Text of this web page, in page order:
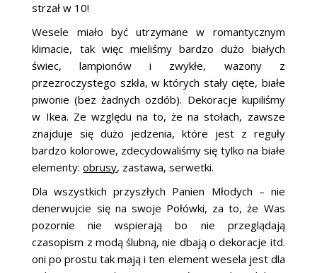
strzał w 10!
Wesele miało być utrzymane w romantycznym
klimacie, tak więc mieliśmy bardzo dużo białych
świec, lampionów i zwykłe, wazony z
przezroczystego szkła, w których stały cięte, białe
piwonie (bez żadnych ozdób). Dekoracje kupiliśmy
w Ikea. Ze względu na to, że na stołach, zawsze
znajduje się dużo jedzenia, które jest z reguły
bardzo kolorowe, zdecydowaliśmy się tylko na białe
elementy:obrusy, zastawa, serwetki.
Dla wszystkich przyszłych Panien Młodych – nie
denerwujcie się na swoje Połówki, za to, że Was
pozornie nie wspierają bo nie przeglądają
czasopism z modą ślubną, nie dbają o dekoracje itd.
oni po prostu tak mają i ten element wesela jest dla